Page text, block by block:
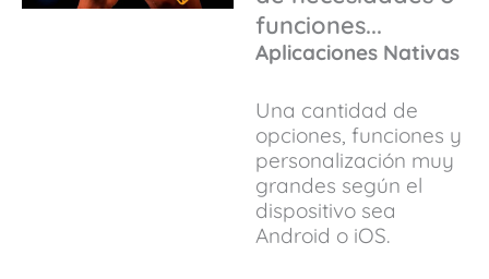
funciones...
Aplicaciones Nativas
Una cantidad de
opciones, funciones y
personalización muy
grandes según el
dispositivo sea
Android o iOS.